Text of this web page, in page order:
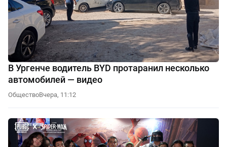
В Ургенче водитель BYD протаранил несколько
автомобилей — видео
ОбществоВчера, 11:12